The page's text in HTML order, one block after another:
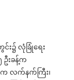
း၌ လုံခြုံရေး
ဦးခန့်က
က လက်နက်ကြီး၊